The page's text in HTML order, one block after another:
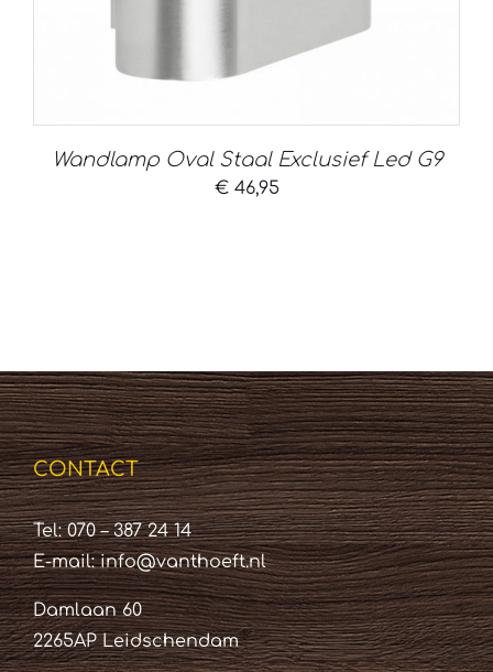
Wandlamp Oval Staal Exclusief Led G9
€46,95
CONTACT
Tel: 070 – 387 24 14
E-mail:info@vanthoeft.nl
Damlaan 60
2265AP Leidschendam